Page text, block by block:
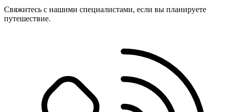
Свяжитесь с нашими специалистами, если вы планируете
путешествие.